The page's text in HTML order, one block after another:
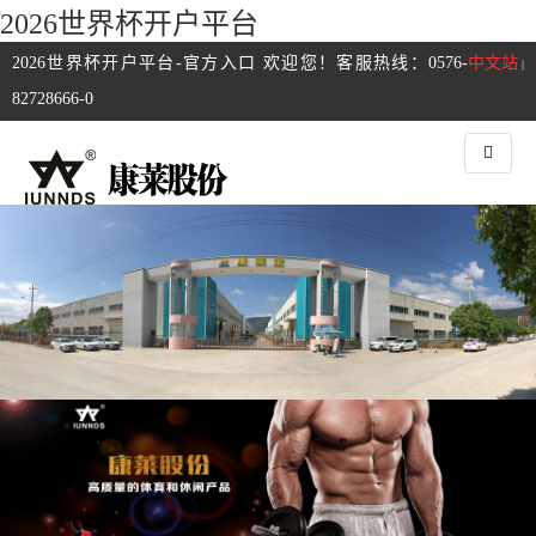
2026世界杯开户平台
中文站 |
2026世界杯开户平台-官方入口 欢迎您！客服热线：0576-
82728666-0